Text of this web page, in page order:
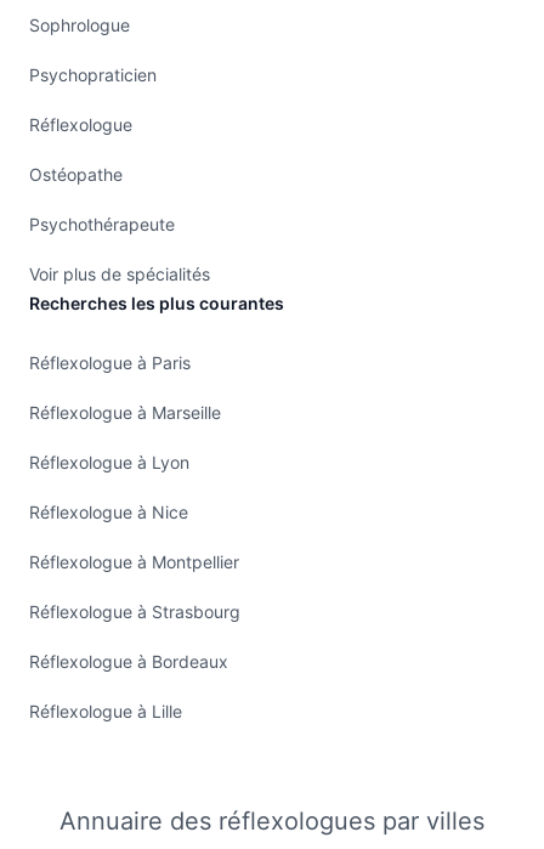
Sophrologue
Psychopraticien
Réflexologue
Ostéopathe
Psychothérapeute
Voir plus de spécialités
Recherches les plus courantes
Réflexologue à Paris
Réflexologue à Marseille
Réflexologue à Lyon
Réflexologue à Nice
Réflexologue à Montpellier
Réflexologue à Strasbourg
Réflexologue à Bordeaux
Réflexologue à Lille
Annuaire des réflexologues par villes